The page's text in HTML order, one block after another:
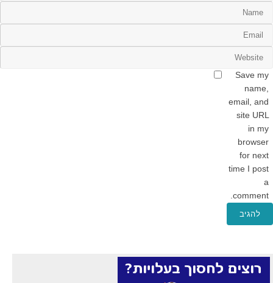
Save my
name,
email, and
site URL
in my
browser
for next
time I post
a
comment.